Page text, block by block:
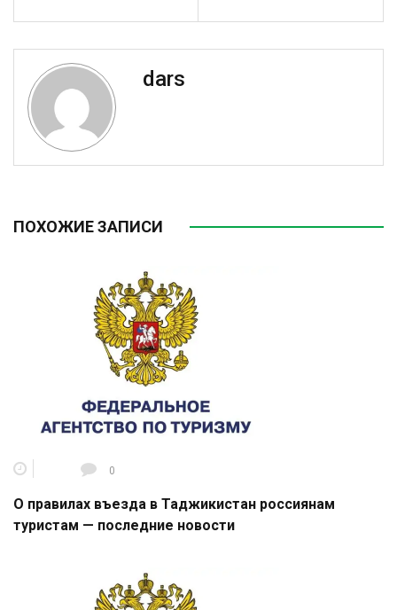
dars
ПОХОЖИЕ ЗАПИСИ
0
О правилах въезда в Таджикистан россиянам
туристам — последние новости